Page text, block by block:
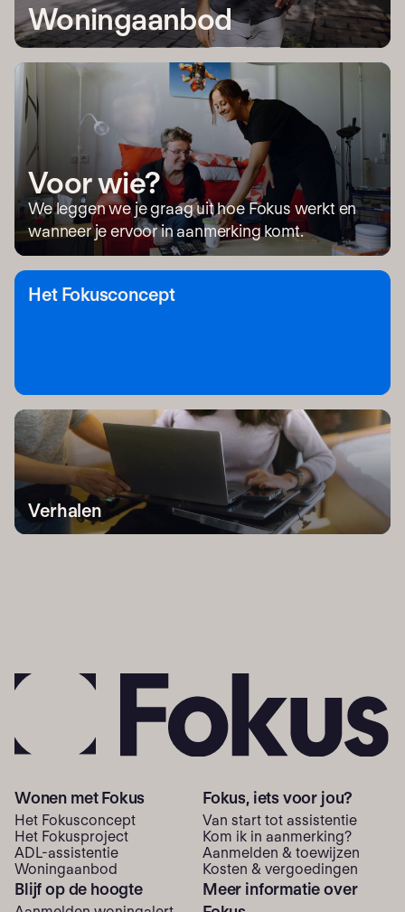
Woningaanbod
Voor wie?
We leggen we je graag uit hoe Fokus werkt en
wanneer je ervoor in aanmerking komt.
Het Fokusconcept
Verhalen
Wonen met Fokus
Het Fokusconcept
Het Fokusproject
ADL-assistentie
Woning­aanbod
Fokus, iets voor jou?
Van start tot assistentie
Kom ik in aanmerking?
Aanmelden & toewijzen
Kosten & vergoedingen
Blijf op de hoogte
Meer informatie over